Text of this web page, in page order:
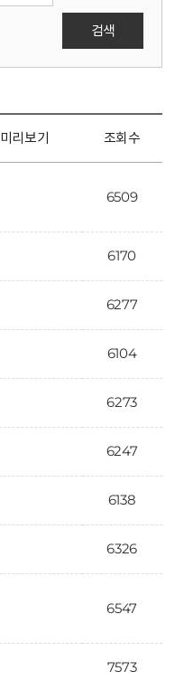
검색
미리보기 조회수
6509
6170
6277
6104
6273
6247
6138
6326
6547
7573